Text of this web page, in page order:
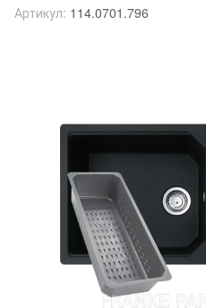
Артикул: 114.0701.796